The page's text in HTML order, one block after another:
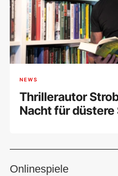
NEWS
Thrillerautor
Nacht für düstere
Onlinespiele